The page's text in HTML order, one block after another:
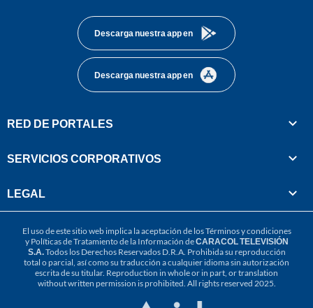
Descarga nuestra app en
Descarga nuestra app en
RED DE PORTALES
SERVICIOS CORPORATIVOS
LEGAL
El uso de este sitio web implica la aceptación de losTérminos y condiciones
y Políticas de Tratamiento de la Información deCARACOL TELEVISIÓN
S.A.Todos los Derechos Reservados D.R.A. Prohibida su reproducción
total o parcial, así como su traducción a cualquier idioma sin autorización
escrita de su titular. Reproduction in whole or in part, or translation
without written permission is prohibited. All rights reserved 2025.